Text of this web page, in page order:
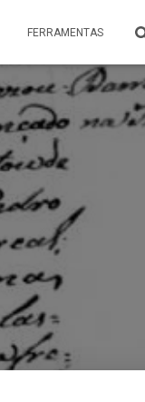
FERRAMENTAS